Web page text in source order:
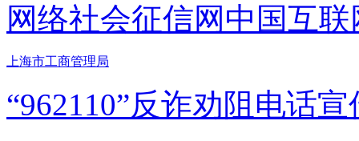
网络社会征信网 中国互
上海市工商管理局
“962110”反诈劝阻电话宣